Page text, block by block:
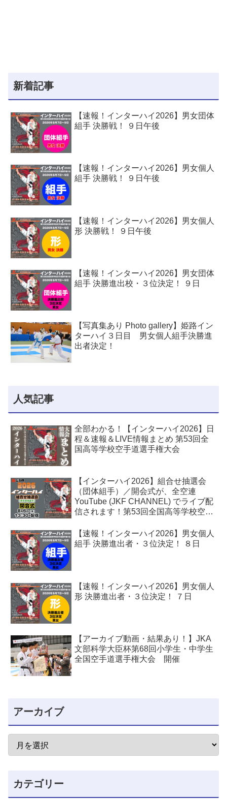
新着記事
【速報！インターハイ2026】男女団体
組手 決勝戦！ ９日午後
【速報！インターハイ2026】男女個人
組手 決勝戦！ ９日午後
【速報！インターハイ2026】男女個人
形 決勝戦！ ９日午後
【速報！インターハイ2026】男女団体
組手 決勝進出校・３位決定！ ９日
【写真集あり Photo gallery】姫路イン
ターハイ３日目 男女個人組手決勝進
出者決定！
人気記事
全部わかる！【インターハイ2026】日
程＆速報＆LIVE情報まとめ 第53回全
国高等学校空手道選手権大会
【インターハイ2026】組合せ抽選会
（団体組手）／開会式が、全空連
YouTube (JKF CHANNEL) でライブ配
信されます！第53回全国高等学校空手
【速報！インターハイ2026】男女個人
組手 決勝進出者・３位決定！ ８日
【速報！インターハイ2026】男女個人
形 決勝進出者・３位決定！ ７日
【アーカイブ動画・結果あり！】JKA
文部科学大臣杯第68回小学生・中学生
全国空手道選手権大会 開催
アーカイブ
カテゴリー